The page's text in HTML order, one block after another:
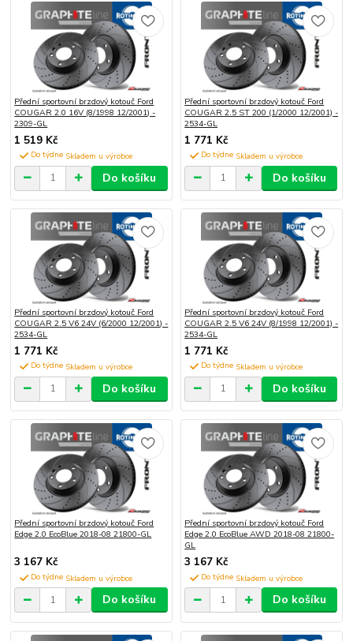
Přední sportovní brzdový kotouč Ford
COUGAR 2.0 16V (8/1998 12/2001) -
2309-GL
1 519 Kč
Do týdne
Do košíku
Přední sportovní brzdový kotouč Ford
COUGAR 2.5 ST 200 (1/2000 12/2001) -
2534-GL
1 771 Kč
Do týdne
Do košíku
Přední sportovní brzdový kotouč Ford
COUGAR 2.5 V6 24V (6/2000 12/2001) -
2534-GL
1 771 Kč
Do týdne
Do košíku
Přední sportovní brzdový kotouč Ford
COUGAR 2.5 V6 24V (8/1998 12/2001) -
2534-GL
1 771 Kč
Do týdne
Do košíku
Přední sportovní brzdový kotouč Ford
Edge 2.0 EcoBlue 2018-08 21800-GL
3 167 Kč
Do týdne
Do košíku
Přední sportovní brzdový kotouč Ford
Edge 2.0 EcoBlue AWD 2018-08 21800-
GL
3 167 Kč
Do týdne
Do košíku